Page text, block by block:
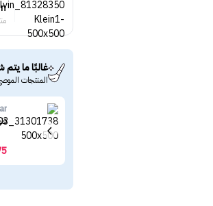
غالبًا ما يتم
المنتجات